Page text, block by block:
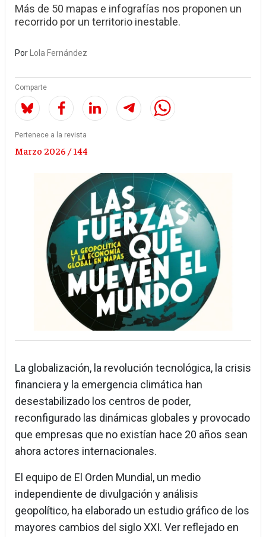
Más de 50 mapas e infografías nos proponen un
recorrido por un territorio inestable.
Por Lola Fernández
Comparte
Pertenece a la revista
Marzo 2026 / 144
La globalización, la revolución tecnológica, la crisis
financiera y la emergencia climática han
desestabilizado los centros de poder,
reconfigurado las dinámicas globales y provocado
que empresas que no existían hace 20 años sean
ahora actores internacionales.
El equipo de El Orden Mundial, un medio
independiente de divulgación y análisis
geopolítico, ha elaborado un estudio gráfico de los
mayores cambios del siglo XXI. Ver reflejado en